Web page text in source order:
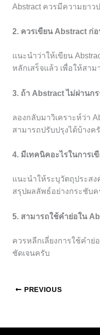
Abstract ควรมีความยา
2. ควรเขียน Abstract ก่
แนะนำว่าให้เขียน
หลักเสร็จแล้ว เพื่อให้สา
3. ถ้า Abstract ไม่ผ่านก
ลองกลับมาวิเคราะห์ว่า
สามารถปรับปรุงได้บ้างค
4. มีเทคนิคอะไรในการเ
แนะนำให้ระบุวัตถุประสง
สรุปผลลัพธ์อย่างกระชับค
5. สามารถใช้คำย่อใน
ควรหลีกเลี่ยงการใช้คำย่
ชัดเจนครับ
PREVIOUS